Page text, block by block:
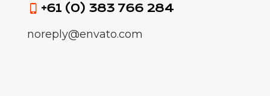
+61 (0) 383 766 284
noreply@envato.com